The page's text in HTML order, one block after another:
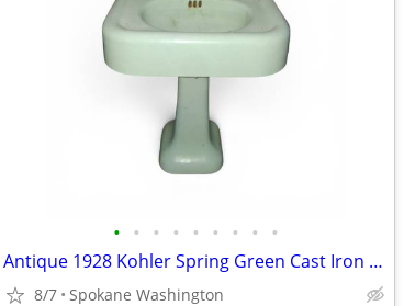
• • • • • • • • •
Antique 1928 Kohler Spring Green Cast Iron Pedestal Sink W/ Soap Dish
8/7 Spokane Washington